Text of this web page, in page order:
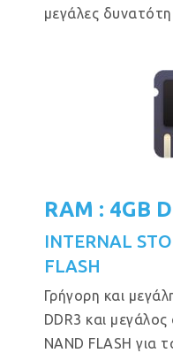
μεγάλες
RAM : 4GB
INTERNAL
FLASH
Γρήγορη και
DDR3 και
NAND FLASH για